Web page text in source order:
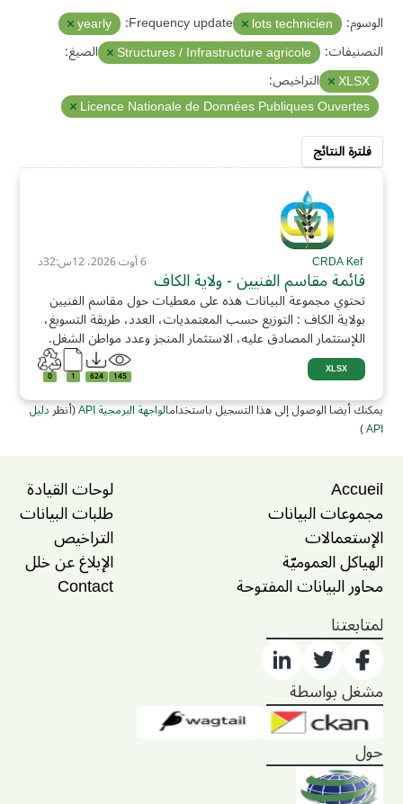
الوسوم: lots technicien
Frequency update:
yearly
التصنيفات: Structures / Infrastructure agricole
الصيغ:
XLSX
التراخيص:
Licence Nationale de Données Publiques Ouvertes
فلترة النتائج
CRDA Kef 6 أوت 2026، 12س:32د
قائمة مقاسم الفنيين - ولاية الكاف
تحتوي مجموعة البيانات هذه على معطيات حول مقاسم الفنيين
بولاية الكاف : التوزيع حسب المعتمديات، العدد، طريقة التسويغ،
اللإستثمار المصادق عليه، الاستثمار المنجز وعدد مواطن الشغل.
XLSX
145
624
1
0
يمكنك أيضا الوصول إلى هذا التسجيل باستخدامالواجهة البرمجية API (أنظردليل
API
)
Accueil
مجموعات البيانات
الإستعمالات
الهياكل العموميّة
محاور البيانات المفتوحة
لوحات القيادة
طلبات البيانات
التراخيص
الإبلاغ عن خلل
Contact
لمتابعتنا
مشغل بواسطة
حول